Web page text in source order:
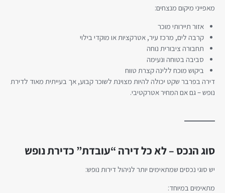
מאפייני מיקום מנצחים:
אזור תיירותי מוכר
קרבה לים, מרכז עיר, אטרקציות או מוקדי בילוי
תחבורה ציבורית נוחה
סביבה בטוחה ונעימה
ביקוש מוכח ללינה קצרת טווח
דירה בפרבר שקט יכולה להיות מצוינת לשוכר קבוע, אך בעייתית מאוד לדירת
נופש – גם אם המחיר אטרקטיבי.
סוג הנכס – לא כל דירה “עובדת” כדירת נופש
יש סוגי נכסים שמתאימים יותר לניהול דירות נופש:
מתאימים במיוחד: